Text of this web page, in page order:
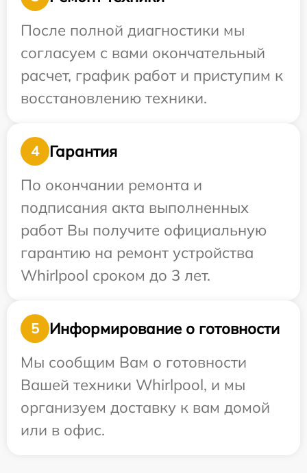
После полной диагностики мы
согласуем с вами окончательный
расчет, график работ и приступим к
восстановлению техники.
4
Гарантия
По окончании ремонта и
подписания акта выполненных
работ Вы получите официальную
гарантию на ремонт устройства
Whirlpool сроком до 3 лет.
5
Информирование о готовности
Мы сообщим Вам о готовности
Вашей техники Whirlpool, и мы
организуем доставку к вам домой
или в офис.